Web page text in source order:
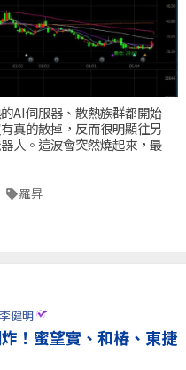
AI伺服器、散熱族群都開始
真的散掉，反而很明顯往另
人。這波會突然燒起來，最
羅昇
健明
！蜜望實、和椿、東捷